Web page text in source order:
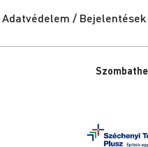
Adatvédelem / Bejelentések